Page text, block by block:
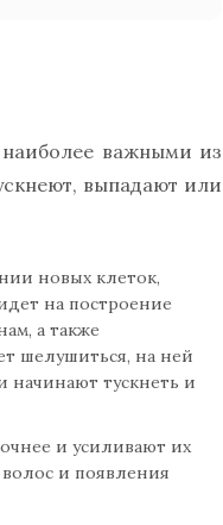
важными из
выпадают или
новых клеток,
на построение
а также
шелушиться, на ней
начинают тускнеть и
и усиливают их
и появления